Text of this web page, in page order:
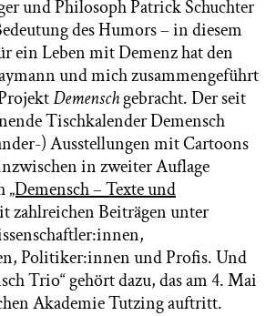
und Philosoph Patrick Schuchter
des Humors – in diesem
ein Leben mit Demenz hat den
und mich zusammengeführt
Demenschgebracht. Der seit
Tischkalender Demensch
) Ausstellungen mit Cartoons
in zweiter Auflage
„Demensch – Texte und
zahlreichen Beiträgen unter
Politiker:innen und Profis. Und
Trio“ gehört dazu, das am 4. Mai
Akademie Tutzing auftritt.